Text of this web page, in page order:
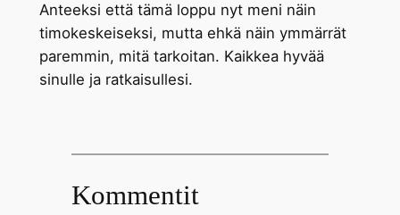
Anteeksi että tämä loppu nyt meni näin
timokeskeiseksi, mutta ehkä näin ymmärrät
paremmin, mitä tarkoitan. Kaikkea hyvää
sinulle ja ratkaisullesi.
Kommentit